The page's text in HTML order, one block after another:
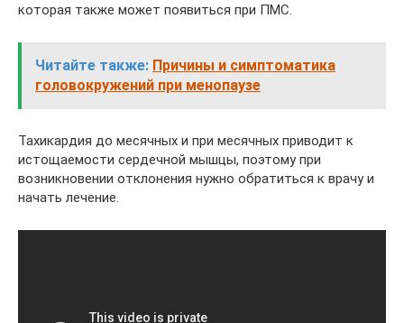
которая также может появиться при ПМС.
Читайте также: Причины и симптоматика
головокружений при менопаузе
Тахикардия до месячных и при месячных приводит к
истощаемости сердечной мышцы, поэтому при
возникновении отклонения нужно обратиться к врачу и
начать лечение.